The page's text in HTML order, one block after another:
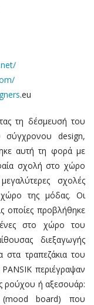
οι:
.eu
τη δέσμευσή του
design,
αυτή τη φορά με
σχολή στο χώρο
σχολές
χώρο της μόδας. Οι
οποίες προβλήθηκε
στο χώρο του
διεξαγωγής
τραπεζάκια του
περιέγραψαν
ρούχου ή αξεσουάρ:
(mood board) που